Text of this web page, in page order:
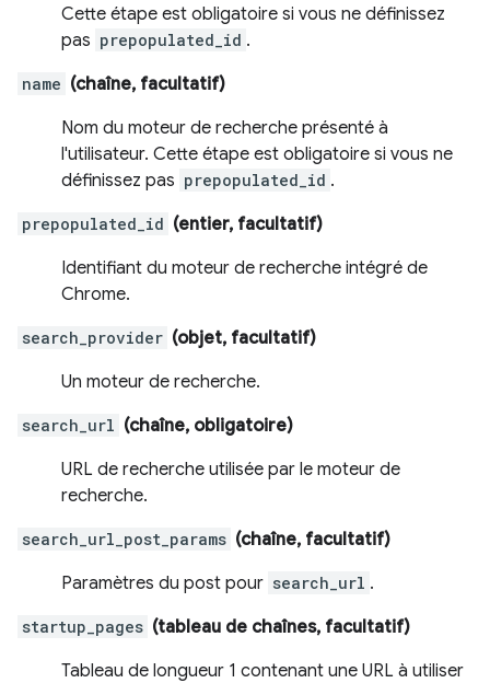
Cette étape est obligatoire si vous ne définissez
pas prepopulated_id .
name (chaîne, facultatif)
Nom du moteur de recherche présenté à
l'utilisateur. Cette étape est obligatoire si vous ne
définissez pas prepopulated_id .
prepopulated_id (entier, facultatif)
Identifiant du moteur de recherche intégré de
Chrome.
search_provider (objet, facultatif)
Un moteur de recherche.
search_url (chaîne, obligatoire)
URL de recherche utilisée par le moteur de
recherche.
search_url_post_params (chaîne, facultatif)
Paramètres du post pour search_url .
startup_pages (tableau de chaînes, facultatif)
Tableau de longueur 1 contenant une URL à utiliser